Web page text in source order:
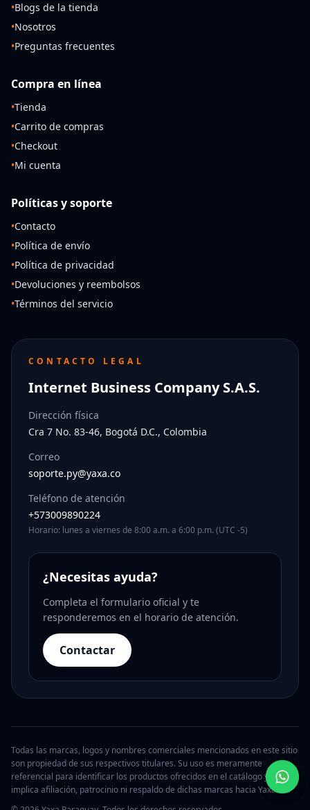
•Blogs de la tienda
•Nosotros
•Preguntas frecuentes
Compra en línea
•Tienda
•Carrito de compras
•Checkout
•Mi cuenta
Políticas y soporte
•Contacto
•Política de envío
•Política de privacidad
•Devoluciones y reembolsos
•Términos del servicio
CONTACTO LEGAL
Internet Business Company S.A.S.
Dirección física
Cra 7 No. 83-46, Bogotá D.C., Colombia
Correo
soporte.py@yaxa.co
Teléfono de atención
+573009890224
Horario: lunes a viernes de 8:00 a.m. a 6:00 p.m. (UTC -5)
¿Necesitas ayuda?
Completa el formulario oficial y te
responderemos en el horario de atención.
Contactar
Todas las marcas, logos y nombres comerciales mencionados en este sitio
son propiedad de sus respectivos titulares. Su uso es meramente
referencial para identificar los productos ofrecidos en el catálogo y no
implica afiliación, patrocinio ni respaldo de dichas marcas hacia Yaxa.